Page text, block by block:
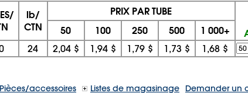
lb/
CTN
PRIX PAR TUBE
50 100 250 500 1 000+
24 2,04 $ 1,94 $ 1,79 $ 1,73 $ 1,68 $
Pièces/accessoires Listes de magasinage Demander un